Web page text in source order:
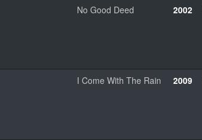
No Good Deed 2002
I Come With The Rain 2009